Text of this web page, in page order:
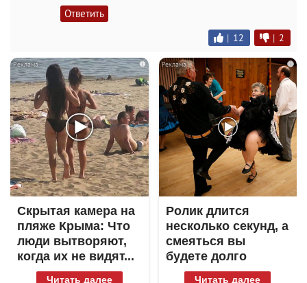
Ответить
| 12 | 2
i
Скрытая камера на
пляже Крыма: Что
люди вытворяют,
когда их не видят...
Читать далее
i
Ролик длится
несколько секунд, а
смеяться вы
будете долго
Читать далее